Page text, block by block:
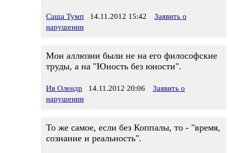
Саша Тумп 14.11.2012 15:42
Заявить о
нарушении
Мои аллюзии были не на его философские
труды, а на "Юность без юности".
Ив Олендр 14.11.2012 20:06
Заявить о
нарушении
То же самое, если без Коппалы, то - "время,
сознание и реальность".